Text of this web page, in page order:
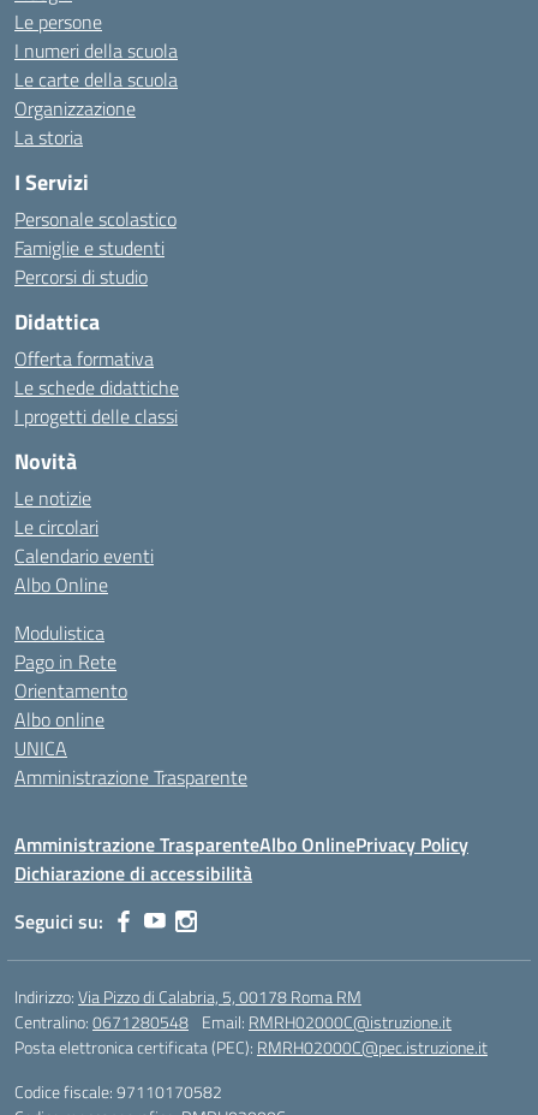
Le persone
I numeri della scuola
Le carte della scuola
Organizzazione
La storia
I Servizi
Personale scolastico
Famiglie e studenti
Percorsi di studio
Didattica
Offerta formativa
Le schede didattiche
I progetti delle classi
Novità
Le notizie
Le circolari
Calendario eventi
Albo Online
Modulistica
Pago in Rete
Orientamento
Albo online
UNICA
Amministrazione Trasparente
Amministrazione TrasparenteAlbo OnlinePrivacy Policy
Dichiarazione di accessibilità
Seguici su:
Indirizzo:Via Pizzo di Calabria, 5, 00178 Roma RM
Centralino:0671280548 Email: RMRH02000C@istruzione.it
Posta elettronica certificata (PEC): RMRH02000C@pec.istruzione.it
Codice fiscale: 97110170582